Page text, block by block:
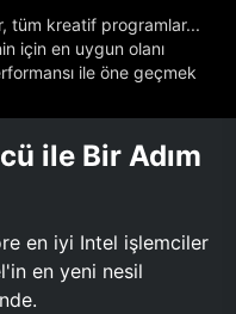
tüm kreatif programlar...
için en uygun olanı
ile öne geçmek
ile Bir Adım
en iyi Intel işlemciler
en yeni nesil